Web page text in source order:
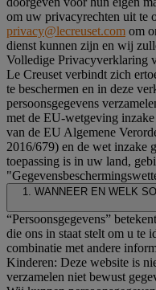
om uw privacyrechten uit te
privacy@lecreuset.com om
dienst kunnen zijn en wij
Volledige Privacyverklaring
Le Creuset verbindt zich
te beschermen en in deze
persoonsgegevens
met de EU-wetgeving
van de EU Algemene
2016/679) en de wet inzake
toepassing is in uw land,
1. WANNEER EN WELK
“Persoonsgegevens”
die ons in staat stelt om u te
combinatie met andere
Kinderen: Deze website is
verzamelen niet bewust